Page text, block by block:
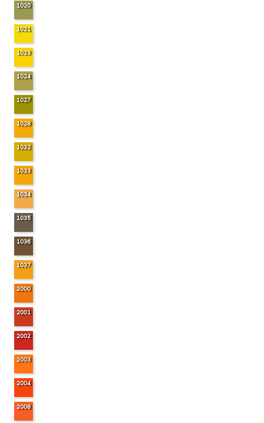
1020
1021
1023
1024
1027
1028
1032
1033
1034
1035
1036
1037
2000
2001
2002
2003
2004
2008